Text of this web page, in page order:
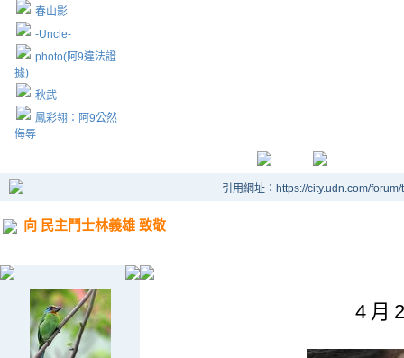
春山影
-Uncle-
photo(阿9違法證
據)
秋武
鳳彩翎：阿9公然
侮辱
引用網址：https://city.udn.com/
向 民主鬥士林義雄 致敬
4 月